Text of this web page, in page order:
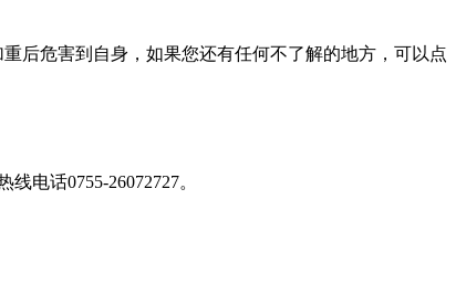
后危害到自身，如果您还有任何不了解的地方，可以点
线电话0755-26072727。